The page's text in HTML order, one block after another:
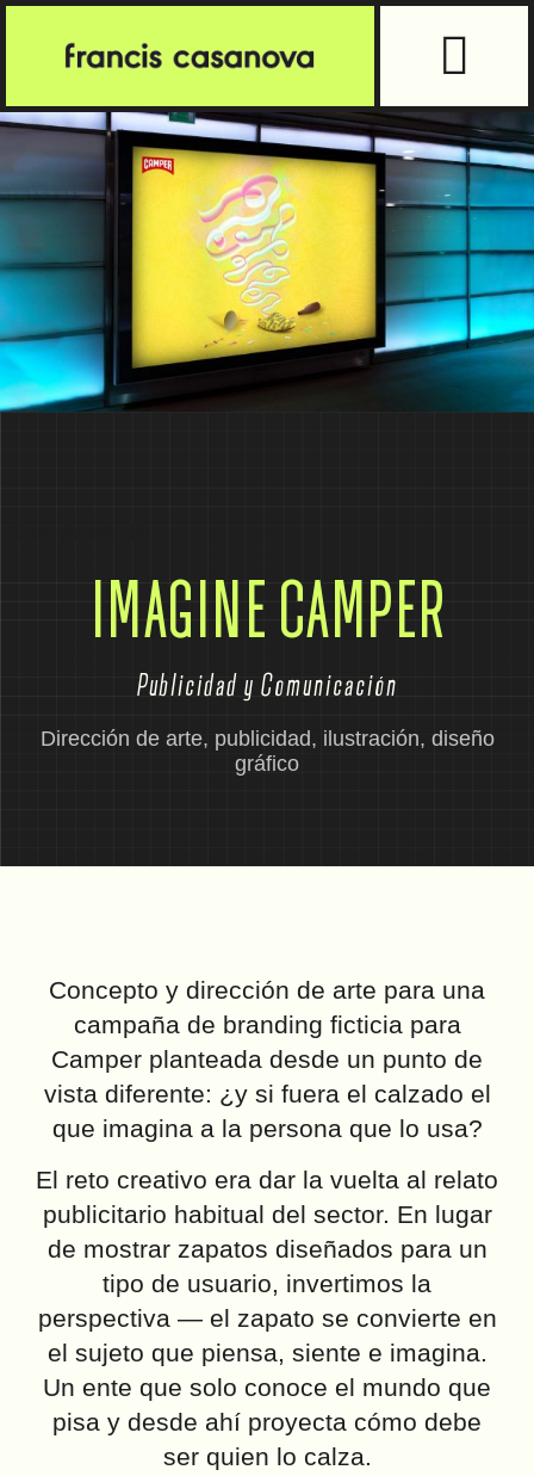
IMAGINE CAMPER
Publicidad y Comunicación
Dirección de arte, publicidad, ilustración, diseño
gráfico
Concepto y dirección de arte para una
campaña de branding ficticia para
Camper planteada desde un punto de
vista diferente: ¿y si fuera el calzado el
que imagina a la persona que lo usa?
El reto creativo era dar la vuelta al relato
publicitario habitual del sector. En lugar
de mostrar zapatos diseñados para un
tipo de usuario, invertimos la
perspectiva — el zapato se convierte en
el sujeto que piensa, siente e imagina.
Un ente que solo conoce el mundo que
pisa y desde ahí proyecta cómo debe
ser quien lo calza.